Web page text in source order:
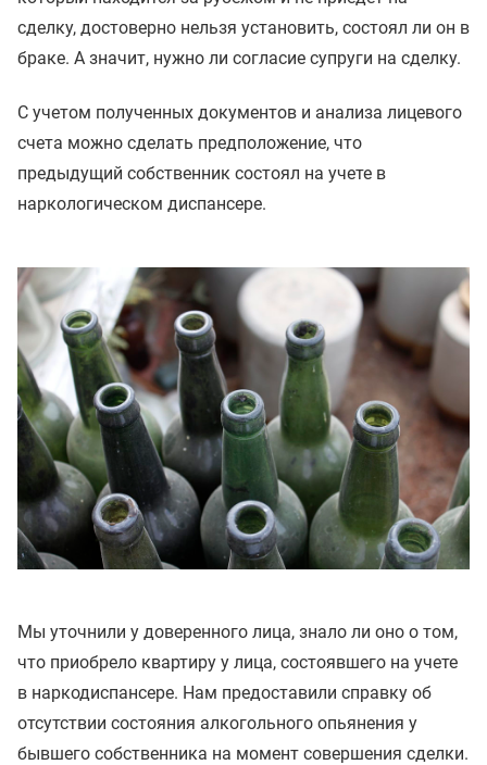
сделку, достоверно нельзя установить, состоял ли он в
браке. А значит, нужно ли согласие супруги на сделку.
С учетом полученных документов и анализа лицевого
счета можно сделать предположение, что
предыдущий собственник состоял на учете в
наркологическом диспансере.
Мы уточнили у доверенного лица, знало ли оно о том,
что приобрело квартиру у лица, состоявшего на учете
в наркодиспансере. Нам предоставили справку об
отсутствии состояния алкогольного опьянения у
бывшего собственника на момент совершения сделки.